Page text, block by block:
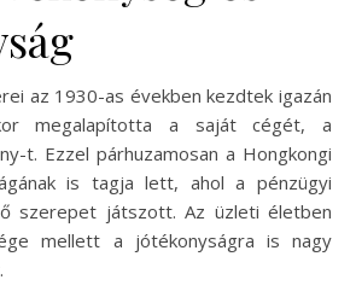
az 1930-as években kezdtek igazán
megalapította a saját cégét, a
t. Ezzel párhuzamosan a Hongkongi
is tagja lett, ahol a pénzügyi
szerepet játszott. Az üzleti életben
mellett a jótékonyságra is nagy